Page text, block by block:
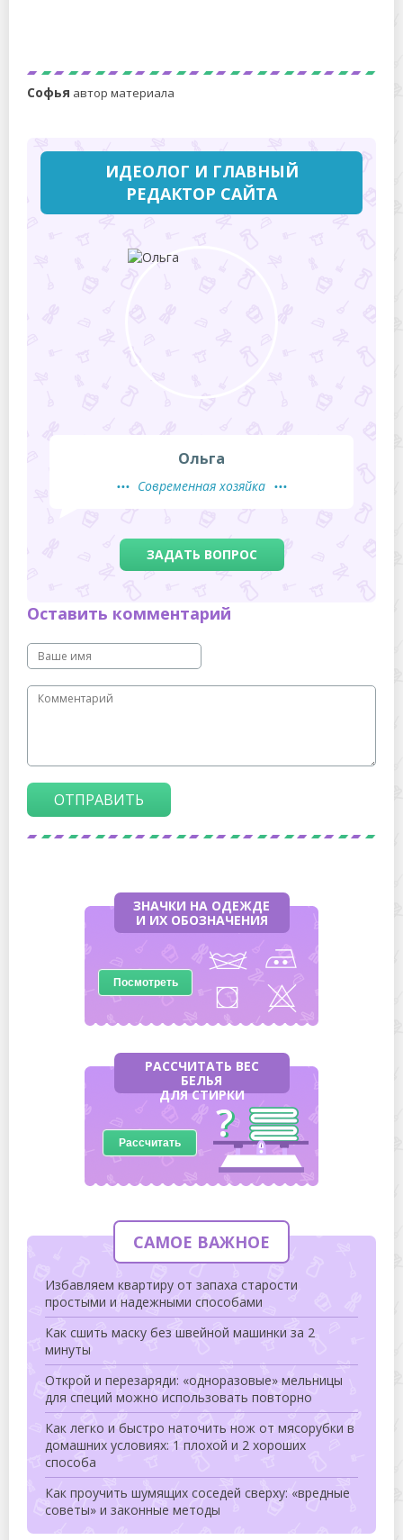
Софья автор материала
ИДЕОЛОГ И ГЛАВНЫЙ
РЕДАКТОР САЙТА
Ольга
Современная хозяйка
ЗАДАТЬ ВОПРОС
Оставить комментарий
ОТПРАВИТЬ
ЗНАЧКИ НА ОДЕЖДЕ
И ИХ ОБОЗНАЧЕНИЯ
Посмотреть
РАССЧИТАТЬ ВЕС
БЕЛЬЯ
ДЛЯ СТИРКИ
Рассчитать
САМОЕ ВАЖНОЕ
Избавляем квартиру от запаха старости
простыми и надежными способами
Как сшить маску без швейной машинки за 2
минуты
Открой и перезаряди: «одноразовые» мельницы
для специй можно использовать повторно
Как легко и быстро наточить нож от мясорубки в
домашних условиях: 1 плохой и 2 хороших
способа
Как проучить шумящих соседей сверху: «вредные
советы» и законные методы